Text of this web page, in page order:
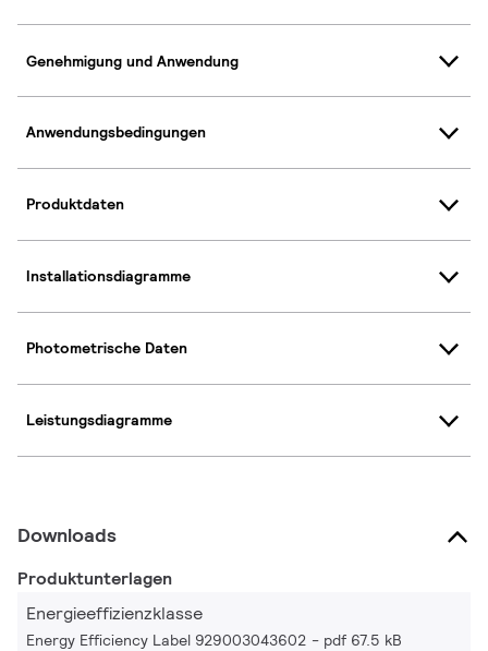
Genehmigung und Anwendung
Anwendungsbedingungen
Produktdaten
Installationsdiagramme
Photometrische Daten
Leistungsdiagramme
Downloads
Produktunterlagen
Energieeffizienzklasse
Energy Efficiency Label 929003043602 pdf 67.5 kB